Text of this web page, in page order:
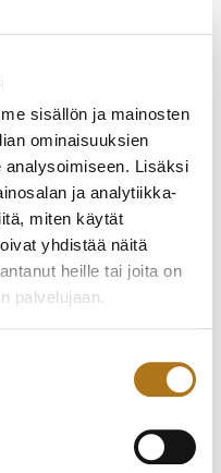
sisällön ja mainosten
ominaisuuksien
Lisäksi
ja analytiikka-
miten käytät
yhdistää näitä
heille tai joita on
palvelujaan.
KÄYTTÄMÄTÖN
330,00€
UM KÄYTTÄMÄTÖN
TASKUKELLO